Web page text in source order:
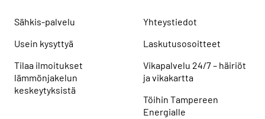
Sähkis-palvelu
Usein kysyttyä
Tilaa ilmoitukset
lämmönjakelun
keskeytyksistä
Yhteystiedot
Laskutusosoitteet
Vikapalvelu 24/7 – häiriöt
ja vikakartta
Töihin Tampereen
Energialle